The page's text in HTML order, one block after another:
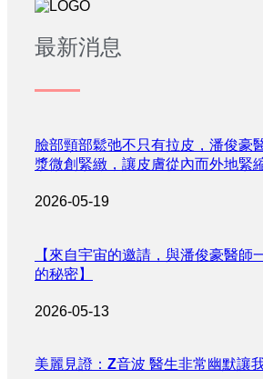
最新消息
臉部頸部鬆弛不只有拉皮，潘俊豪
漿微創緊緻，讓皮膚從內而外地緊
2026-05-19
【來自宇宙的邀請，與潘俊豪醫師
的秘密】
2026-05-13
美麗見證：Z音波 醫生非常幽默讓